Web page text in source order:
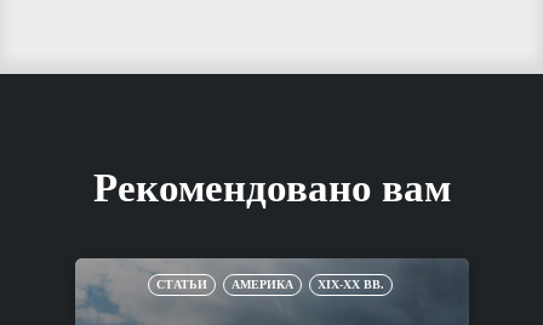
Рекомендовано вам
СТАТЬИ АМЕРИКА XIX-XX ВВ.